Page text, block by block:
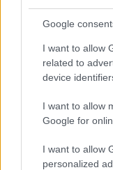
Google
I want to allow
related to
device
I want to allow
Google for
I want to allow
personalized